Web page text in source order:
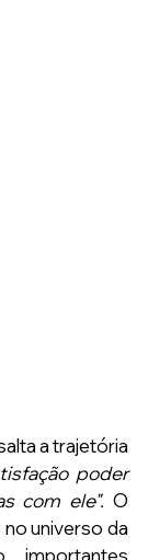
a trajetória
poder
com ele". O
universo da
importantes